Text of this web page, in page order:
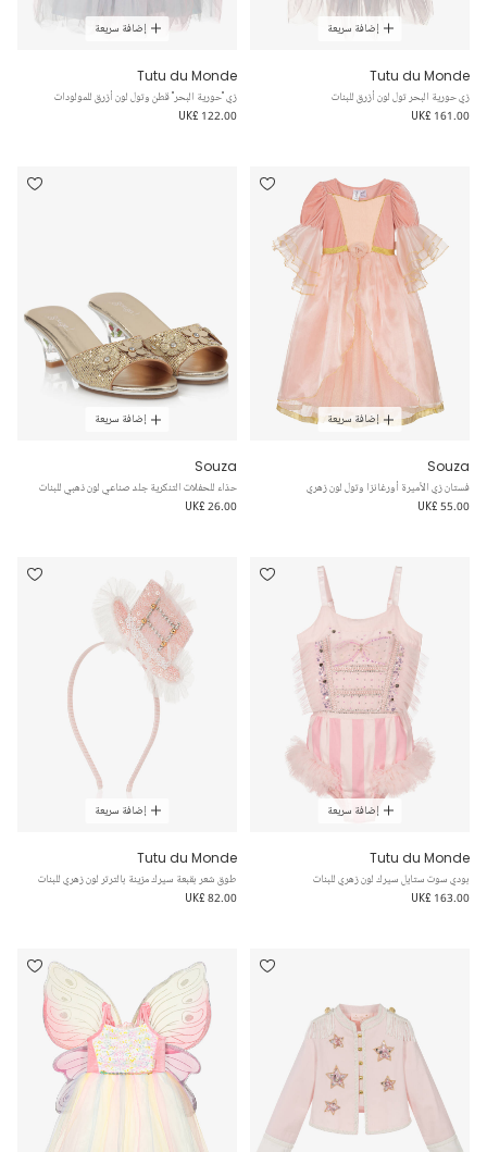
إضافة سريعة
Tutu du Monde
زي حورية البحر تول لون أزرق للبنات
UK£ 161.00
إضافة سريعة
Tutu du Monde
زي "حورية البحر" قطن وتول لون أزرق للمولودات
UK£ 122.00
إضافة سريعة
Souza
فستان زي الأميرة أورغانزا وتول لون زهري
UK£ 55.00
إضافة سريعة
Souza
حذاء للحفلات التنكرية جلد صناعي لون ذهبي للبنات
UK£ 26.00
إضافة سريعة
Tutu du Monde
بودي سوت ستايل سيرك لون زهري للبنات
UK£ 163.00
إضافة سريعة
Tutu du Monde
طوق شعر بقبعة سيرك مزينة بالترتر لون زهري للبنات
UK£ 82.00